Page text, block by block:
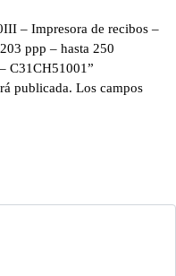
– Impresora de recibos –
ppp – hasta 250
C31CH51001”
publicada. Los campos